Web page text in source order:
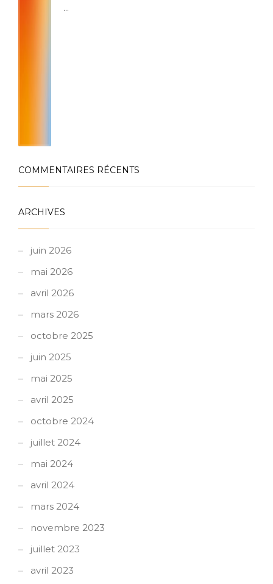
...
COMMENTAIRES RÉCENTS
ARCHIVES
juin 2026
mai 2026
avril 2026
mars 2026
octobre 2025
juin 2025
mai 2025
avril 2025
octobre 2024
juillet 2024
mai 2024
avril 2024
mars 2024
novembre 2023
juillet 2023
avril 2023